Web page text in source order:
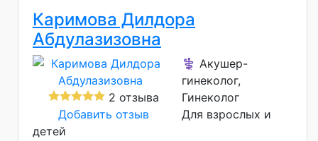
Каримова Дилдора
Абдулазизовна
2 отзыва
Добавить отзыв
⚕️ Акушер-
гинеколог,
Гинеколог
Для взрослых и
детей